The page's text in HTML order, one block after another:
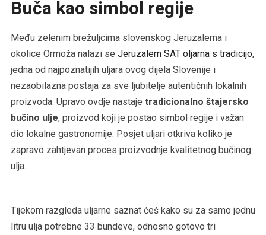
Buča kao simbol regije
Među zelenim brežuljcima slovenskog Jeruzalema i
okolice Ormoža nalazi se Jeruzalem SAT oljarna s tradicijo,
jedna od najpoznatijih uljara ovog dijela Slovenije i
nezaobilazna postaja za sve ljubitelje autentičnih lokalnih
proizvoda. Upravo ovdje nastaje tradicionalno štajersko
bučino ulje, proizvod koji je postao simbol regije i važan
dio lokalne gastronomije. Posjet uljari otkriva koliko je
zapravo zahtjevan proces proizvodnje kvalitetnog bučinog
ulja.
Tijekom razgleda uljarne saznat ćeš kako su za samo jednu
litru ulja potrebne 33 bundeve, odnosno gotovo tri